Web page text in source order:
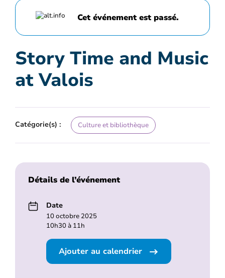
Cet événement est passé.
Story Time and Music
at Valois
Catégorie(s) : Culture et bibliothèque
Détails de l’événement
Date
10 octobre 2025
10h30 à 11h
Ajouter au calendrier